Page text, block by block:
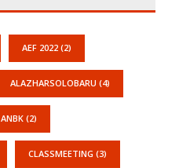
AEF 2022 (2)
ALAZHARSOLOBARU (4)
ANBK (2)
CLASSMEETING (3)